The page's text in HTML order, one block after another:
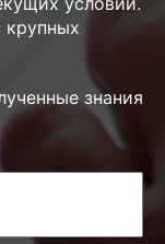
знания